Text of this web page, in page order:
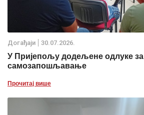
Дoгађаjи 30.07.2026.
У Пријепољу додељене одлуке за
самозапошљавање
Прочитај више